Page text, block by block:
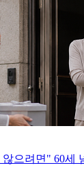
으려면" 60세